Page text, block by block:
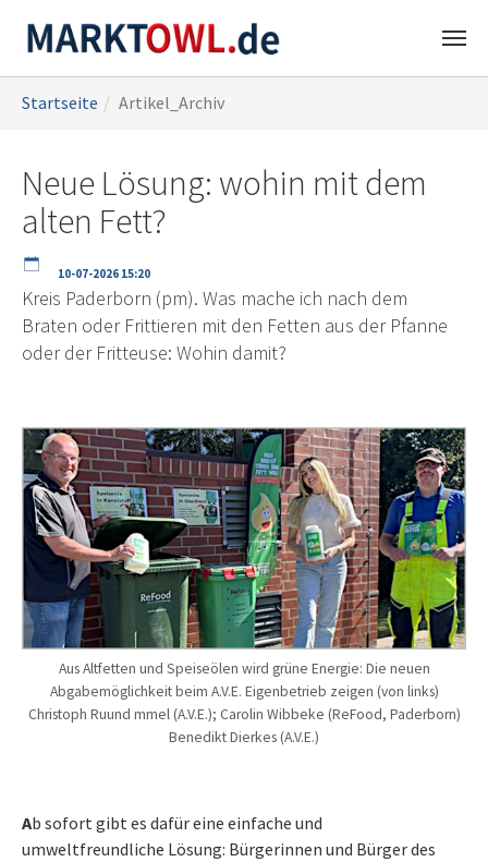
Hauptinhalt
sind
Startseite Artikel_Archiv
Neue Lösung: wohin mit dem
alten Fett?
10-07-2026 15:20
Kreis Paderborn (pm). Was mache ich nach dem
Braten oder Frittieren mit den Fetten aus der Pfanne
oder der Fritteuse: Wohin damit?
Aus Altfetten und Speiseölen wird grüne Energie: Die neuen
Abgabemöglichkeit beim A.V.E. Eigenbetrieb zeigen (von links)
Christoph Ruund mmel (A.V.E.); Carolin Wibbeke (ReFood, Paderborn)
Benedikt Dierkes (A.V.E.)
Ab sofort gibt es dafür eine einfache und
umweltfreundliche Lösung: Bürgerinnen und Bürger des